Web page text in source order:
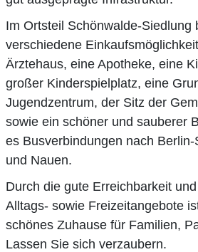
Im Ortsteil Schönwalde-Siedlung
verschiedene
Ärztehaus, eine Apotheke, eine
großer Kinderspielplatz, eine
Jugendzentrum, der Sitz der
sowie ein schöner und sauberer
es Busverbindungen nach
und Nauen.
Durch die gute Erreichbarkeit
Alltags- sowie Freizeitangebote
schönes Zuhause für Familien,
Lassen Sie sich verzaubern.